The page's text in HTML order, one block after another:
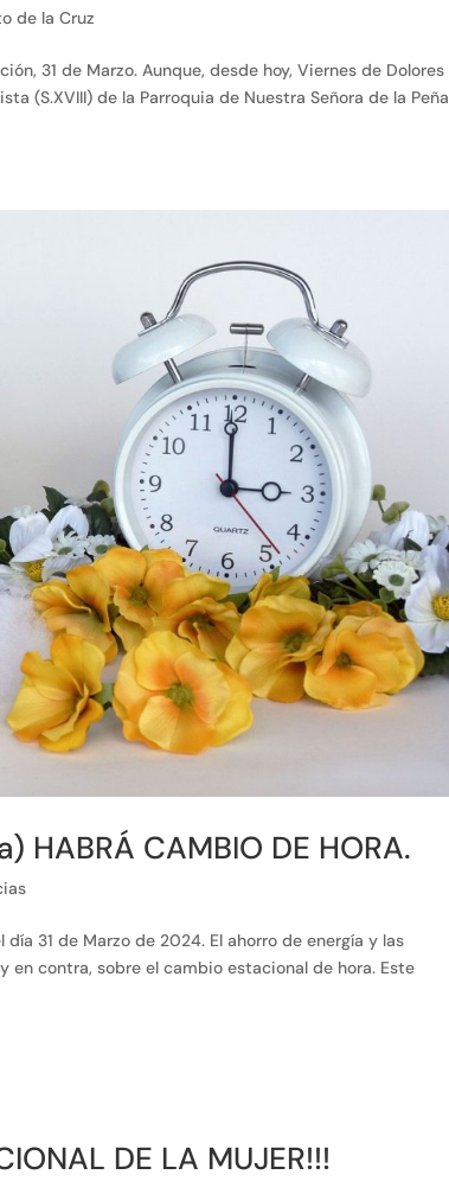
de la Cruz
31 de Marzo. Aunque, desde hoy, Viernes de Dolores
(S.XVIII) de la Parroquia de Nuestra Señora de la Peña
HABRÁ CAMBIO DE HORA.
31 de Marzo de 2024. El ahorro de energía y las
en contra, sobre el cambio estacional de hora. Este
DE LA MUJER!!!